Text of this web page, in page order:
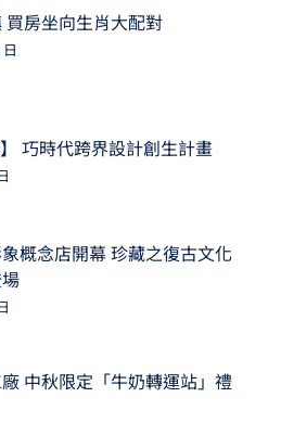
買房坐向生肖大配對
巧時代跨界設計創生計畫
概念店開幕 珍藏之復古文化
中秋限定「牛奶轉運站」禮